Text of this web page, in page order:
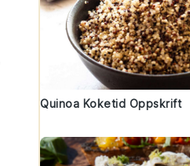
Quinoa Koketid Oppskrift